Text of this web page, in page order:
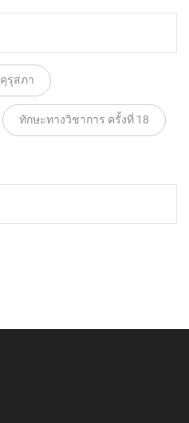
คุรุสภา
ทักษะทางวิชาการ ครั้งที่ 18